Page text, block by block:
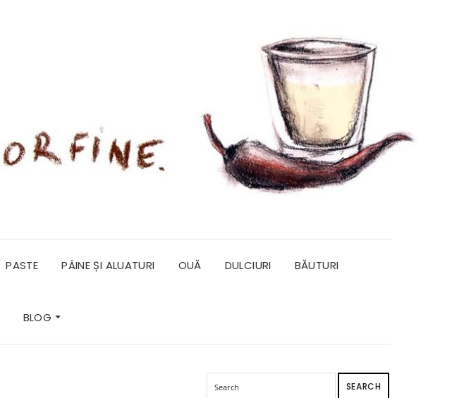
PASTE PÂINE ȘI ALUATURI OUĂ DULCIURI BĂUTURI
BLOG
SEARCH